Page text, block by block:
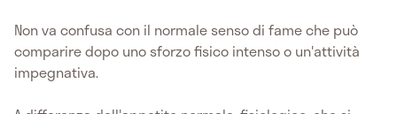
Non va confusa con il normale senso di fame che può
comparire dopo uno sforzo fisico intenso o un'attività
impegnativa.